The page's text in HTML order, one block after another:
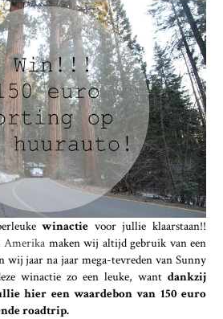
winactie voor jullie klaarstaan!!
Amerika maken wij altijd gebruik van een
wij jaar na jaar mega-tevreden van Sunny
winactie zo een leuke, want dankzij
hier een waardebon van 150 euro
roadtrip.